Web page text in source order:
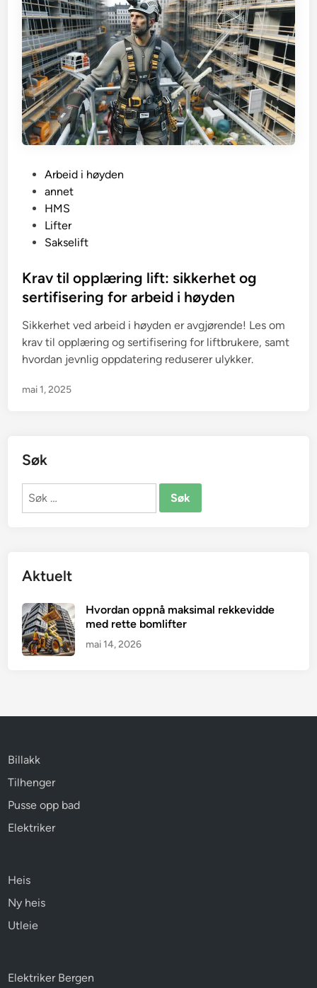
i
n
Arbeid i høyden
annet
HMS
Lifter
Sakselift
Krav til opplæring lift: sikkerhet og
sertifisering for arbeid i høyden
Sikkerhet ved arbeid i høyden er avgjørende! Les om
krav til opplæring og sertifisering for liftbrukere, samt
hvordan jevnlig oppdatering reduserer ulykker.
mai 1, 2025
Søk
Søk
Aktuelt
Hvordan oppnå maksimal rekkevidde
med rette bomlifter
mai 14, 2026
Billakk
Tilhenger
Pusse opp bad
Elektriker
Heis
Ny heis
Utleie
Elektriker Bergen